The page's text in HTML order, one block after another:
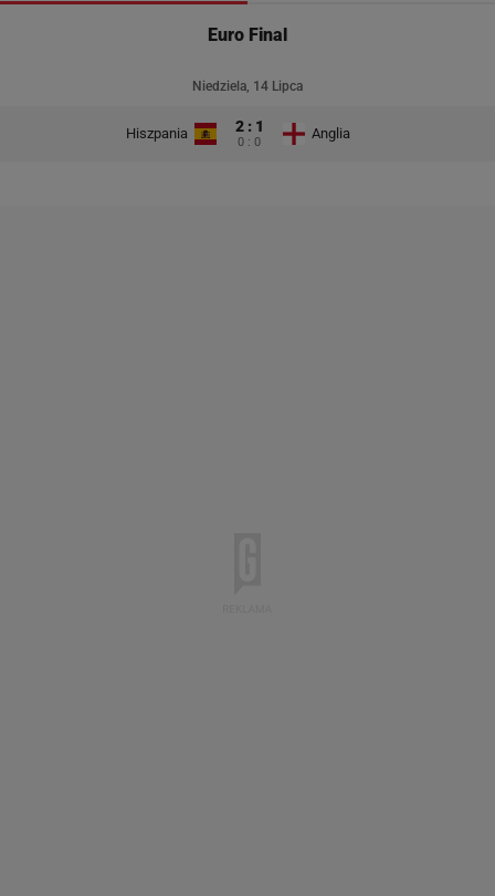
Euro Final
Niedziela, 14 Lipca
Hiszpania 2 : 1
0 : 0
Anglia